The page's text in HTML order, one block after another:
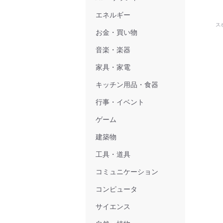
ス
エネルギー
お金・買い物
音楽・楽器
家具・家電
キッチン用品・食器
行事・イベント
ゲーム
建築物
工具・道具
コミュニケーション
コンピュータ
サイエンス